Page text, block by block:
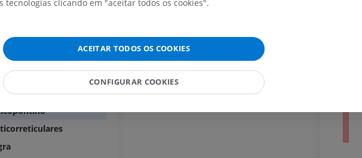
IRM
IRM do cotovelo
IRM
IRM do membro inferior
PREMIUM
Ressonância magnética do
IRM
tecnologias clicando em "aceitar todos os cookies".
ACEITAR TODOS OS COOKIES
CONFIGURAR COOKIES